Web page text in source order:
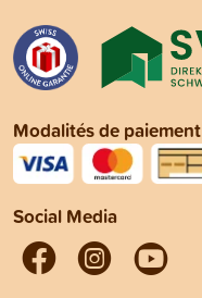
Modalités de paiement
Social Media